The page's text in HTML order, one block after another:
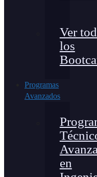
Ver
los
Programas
Avanzados
en